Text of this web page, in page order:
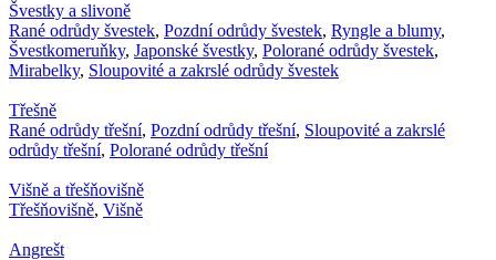
Švestky a slivoně
Rané odrůdy švestek, Pozdní odrůdy švestek, Ryngle a blumy,
Švestkomeruňky, Japonské švestky, Polorané odrůdy švestek,
Mirabelky, Sloupovité a zakrslé odrůdy švestek
Třešně
Rané odrůdy třešní, Pozdní odrůdy třešní, Sloupovité a zakrslé
odrůdy třešní, Polorané odrůdy třešní
Višně a třešňovišně
Třešňovišně, Višně
Angrešt